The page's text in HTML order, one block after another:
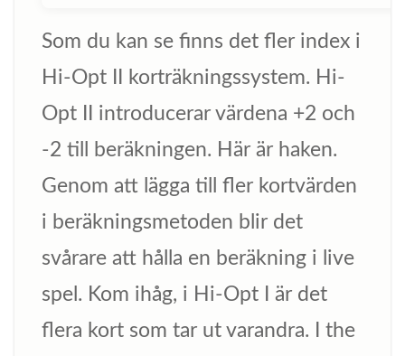
Som du kan se finns det fler index i
Hi-Opt II korträkningssystem. Hi-
Opt II introducerar värdena +2 och
-2 till beräkningen. Här är haken.
Genom att lägga till fler kortvärden
i beräkningsmetoden blir det
svårare att hålla en beräkning i live
spel. Kom ihåg, i Hi-Opt I är det
flera kort som tar ut varandra. I the